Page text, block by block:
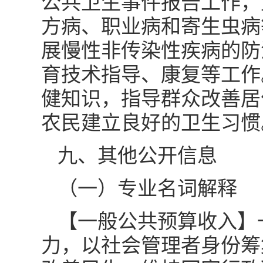
方病、职业病和寄生虫
展慢性非传染性疾病的
育技术指导、康复等工
健知识，指导群众改善
农民建立良好的卫生习
九、其他公开信息
（一）专业名词解释
【一般公共预算收入
力，以社会管理者身份